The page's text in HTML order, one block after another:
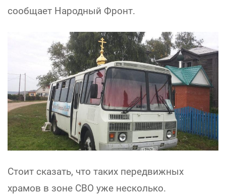
сообщает Народный Фронт.
Стоит сказать, что таких передвижных
храмов в зоне СВО уже несколько.